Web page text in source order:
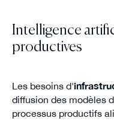
Intelligence
productives
Les besoins d'
diffusion des modèles
processus productifs